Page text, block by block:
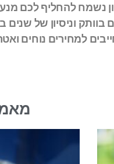
נשמח להחליף לכם
וניסיון של